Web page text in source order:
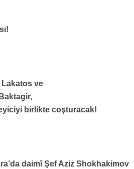
ve
birlikte coşturacak!
daimî Şef Aziz Shokhakimov